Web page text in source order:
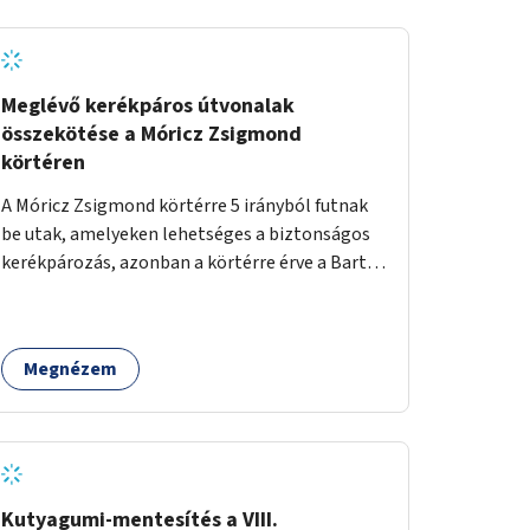
Meglévő kerékpáros útvonalak
összekötése a Móricz Zsigmond
körtéren
A Móricz Zsigmond körtérre 5 irányból futnak
be utak, amelyeken lehetséges a biztonságos
kerékpározás, azonban a körtérre érve a Bartók
útvonalak összekötését!
Megnézem
Kutyagumi-mentesítés a VIII.